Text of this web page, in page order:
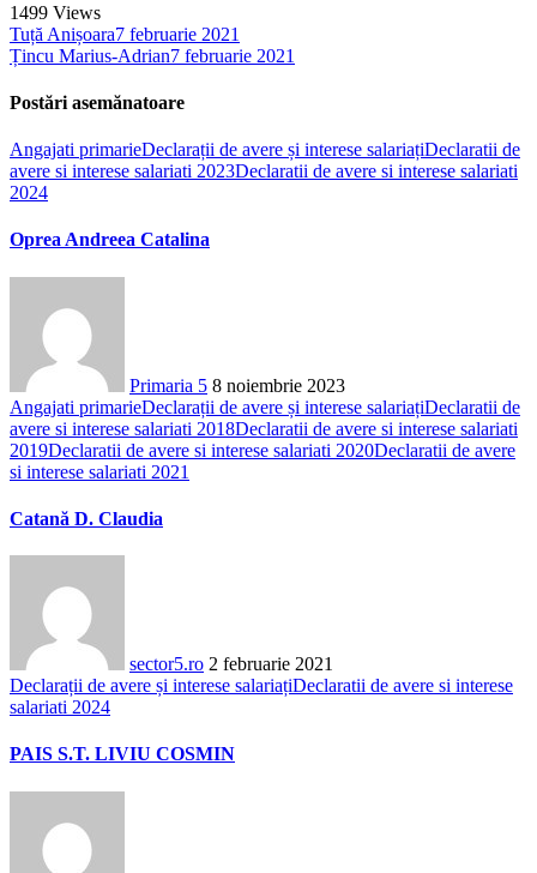
1499 Views
Tuță Anișoara7 februarie 2021
Țincu Marius-Adrian7 februarie 2021
Postări asemănatoare
Angajati primarieDeclarații de avere și interese salariațiDeclaratii de
avere si interese salariati 2023Declaratii de avere si interese salariati
2024
Oprea Andreea Catalina
Primaria 5 8 noiembrie 2023
Angajati primarieDeclarații de avere și interese salariațiDeclaratii de
avere si interese salariati 2018Declaratii de avere si interese salariati
2019Declaratii de avere si interese salariati 2020Declaratii de avere
si interese salariati 2021
Catană D. Claudia
sector5.ro 2 februarie 2021
Declarații de avere și interese salariațiDeclaratii de avere si interese
salariati 2024
PAIS S.T. LIVIU COSMIN